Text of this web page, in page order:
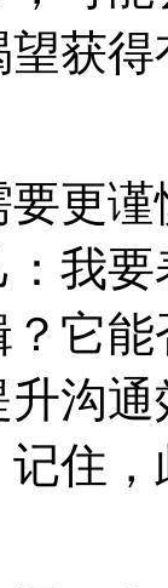
获
更
我
它
沟
住